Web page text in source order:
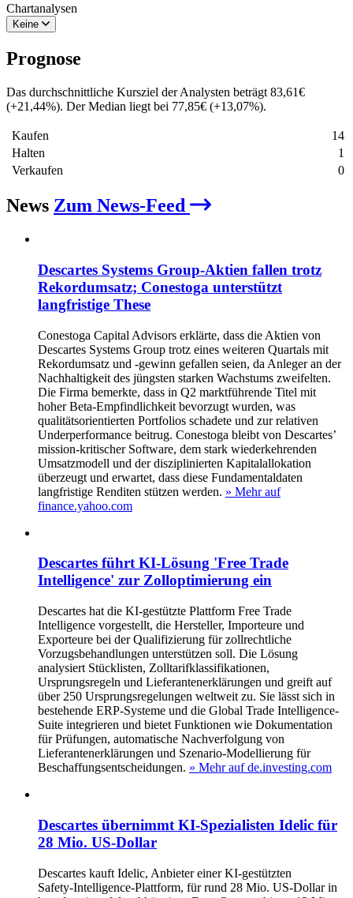
Chartanalysen
Keine
Prognose
Das durchschnittliche Kursziel der Analysten beträgt 83,61€
(+21,44%). Der Median liegt bei 77,85€ (+13,07%).
Kaufen
14
Halten
1
Verkaufen
0
News Zum News-Feed
Descartes Systems Group-Aktien fallen trotz
Rekordumsatz; Conestoga unterstützt
langfristige These
Conestoga Capital Advisors erklärte, dass die Aktien von
Descartes Systems Group trotz eines weiteren Quartals mit
Rekordumsatz und -gewinn gefallen seien, da Anleger an der
Nachhaltigkeit des jüngsten starken Wachstums zweifelten.
Die Firma bemerkte, dass in Q2 marktführende Titel mit
hoher Beta‑Empfindlichkeit bevorzugt wurden, was
qualitätsorientierten Portfolios schadete und zur relativen
Underperformance beitrug. Conestoga bleibt von Descartes’
mission‑kritischer Software, dem stark wiederkehrenden
Umsatzmodell und der disziplinierten Kapitalallokation
überzeugt und erwartet, dass diese Fundamentaldaten
langfristige Renditen stützen werden. » Mehr auf
finance.yahoo.com
Descartes führt KI-Lösung 'Free Trade
Intelligence' zur Zolloptimierung ein
Descartes hat die KI-gestützte Plattform Free Trade
Intelligence vorgestellt, die Hersteller, Importeure und
Exporteure bei der Qualifizierung für zollrechtliche
Vorzugsbehandlungen unterstützen soll. Die Lösung
analysiert Stücklisten, Zolltarifklassifikationen,
Ursprungsregeln und Lieferantenerklärungen und greift auf
über 250 Ursprungsregelungen weltweit zu. Sie lässt sich in
bestehende ERP-Systeme und die Global Trade Intelligence-
Suite integrieren und bietet Funktionen wie Dokumentation
für Prüfungen, automatische Nachverfolgung von
Lieferantenerklärungen und Szenario-Modellierung für
Beschaffungsentscheidungen. » Mehr auf de.investing.com
Descartes übernimmt KI‑Spezialisten Idelic für
28 Mio. US‑Dollar
Descartes kauft Idelic, Anbieter einer KI‑gestützten
Safety‑Intelligence‑Plattform, für rund 28 Mio. US‑Dollar in